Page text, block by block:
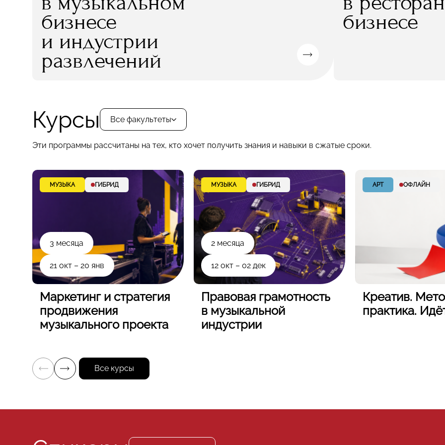
бизнесе
и индустрии
развлечений
бизнесе
Курсы Все факультеты
Эти программы рассчитаны на тех, кто хочет получить знания и навыки в сжатые сроки.
МУЗЫКА ГИБРИД
3 месяца
21 окт – 20 янв
Маркетинг и стратегия
продвижения
музыкального проекта
МУЗЫКА ГИБРИД
2 месяца
12 окт – 02 дек
Правовая грамотность
в музыкальной
индустрии
АРТ ОФЛАЙН
Креатив.
практика.
Все курсы